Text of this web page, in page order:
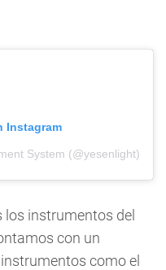
Instagram
System (@yesenlight)
los instrumentos del
con un
como el